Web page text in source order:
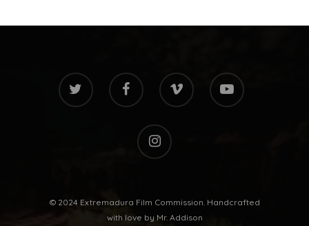
twitter facebook vimeo youtube
instagram
© 2024 Extremadura Film Commission. Handcrafted
with love by Mr. Addison